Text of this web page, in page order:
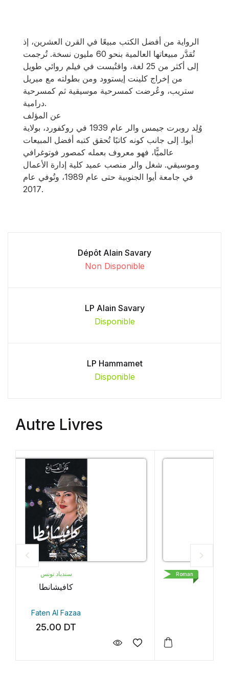
الرواية من أفضل الكتب مبيعًا في القرن العشرين، إذ
تُقدَّر مبيعاتها العالمية بنحو 60 مليون نسخة. تُرجمت
إلى أكثر من 25 لغة، واقتُبست في فيلم روائي طويل
من إخراج كلينت إيستوود ومن بطولته مع ميريل
ستريب، وعُرضت كمسرحية موسيقية ثم كمسرحية
درامية.
عن المؤلف
وُلِد روبرت جيمس والر عام 1939 في روكفورد، بولاية
أيوا. إلى جانب كونه كاتبًا تُحقق كتبه أفضل المبيعات
عالميًّا، فهو معروف بعمله كمصور فوتوغرافي
وموسيقي. شغل والر منصب عميد كلية إدارة الأعمال
في جامعة أيوا الجنوبية حتى عام 1989، وتُوفي عام
2017.
Dépôt Alain Savary
Non Disponible
LP Alain Savary
Disponible
LP Hammamet
Disponible
Autre Livres
Roman